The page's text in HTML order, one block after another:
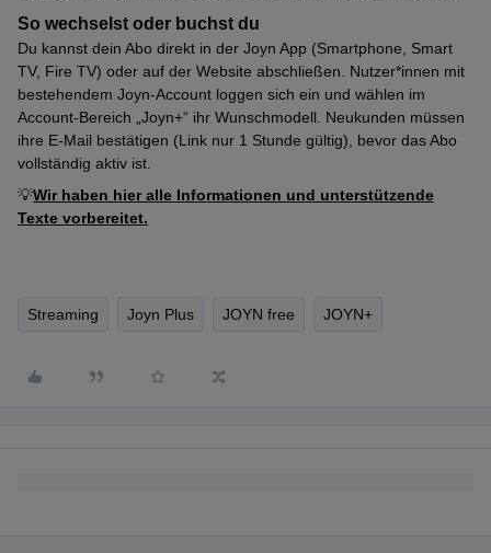
So wechselst oder buchst du
Du kannst dein Abo direkt in der Joyn App (Smartphone, Smart
TV, Fire TV) oder auf der Website abschließen. Nutzer*innen mit
bestehendem Joyn‑Account loggen sich ein und wählen im
Account‑Bereich „Joyn+“ ihr Wunschmodell. Neukunden müssen
ihre E‑Mail bestätigen (Link nur 1 Stunde gültig), bevor das Abo
vollständig aktiv ist.
💡Wir haben hier alle Informationen und unterstützende
Texte vorbereitet.
Streaming Joyn Plus JOYN free JOYN+